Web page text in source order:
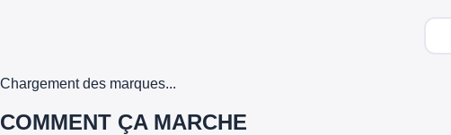
Chargement des marques...
COMMENT ÇA MARCHE